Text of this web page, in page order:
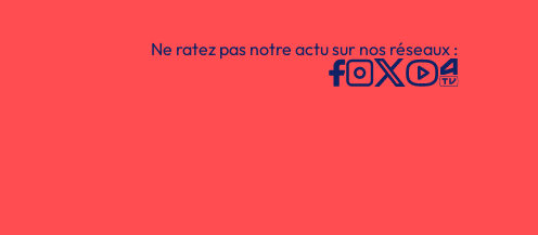
Ne ratez pas notre actu sur nos réseaux :